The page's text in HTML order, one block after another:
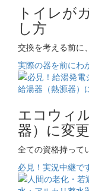
トイレが
し方
交換を考える前に
実際の器を前にわ
エコウィ
器）に変更
全ての資格持って
必見！実況中継で